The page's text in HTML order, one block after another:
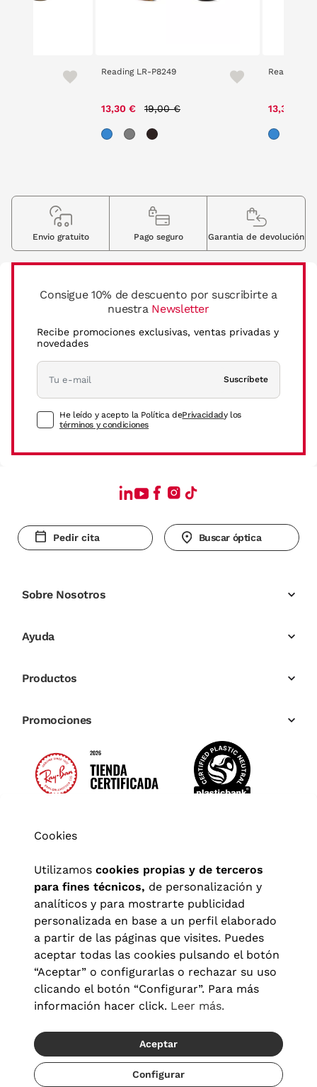
Recíbelo del 20/08 al 22/08
Reading LR-P8249
13,30 € 19,00 €
Reading
13,30 €
Consigue 10% de descuento por suscribirte a
nuestra Newsletter
Recibe promociones exclusivas, ventas privadas y
novedades
Suscríbete
He leído y acepto la Política dePrivacidady los
términos y condiciones
Envio gratuito Pago seguro Garantia de devolución
Pedir cita Buscar óptica
Sobre Nosotros
Ayuda
Productos
Promociones
Aviso legal| Política de privacidad Términos y condiciones
Política de cookies|Configuración de cookies
© 2026 Visionlab España
Cookies
Utilizamos cookies propias y de terceros
para fines técnicos, de personalización y
analíticos y para mostrarte publicidad
personalizada en base a un perfil elaborado
a partir de las páginas que visites. Puedes
aceptar todas las cookies pulsando el botón
“Aceptar” o configurarlas o rechazar su uso
clicando el botón “Configurar”. Para más
información hacer click. Leer más.
Aceptar
Configurar